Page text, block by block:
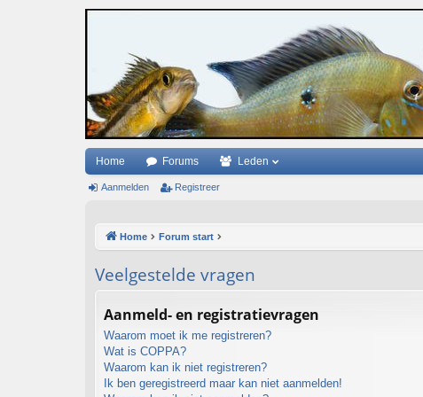
Home Forums Leden
Aanmelden Registreer
Home Forum start
Veelgestelde vragen
Aanmeld- en registratievragen
Waarom moet ik me registreren?
Wat is COPPA?
Waarom kan ik niet registreren?
Ik ben geregistreerd maar kan niet aanmelden!